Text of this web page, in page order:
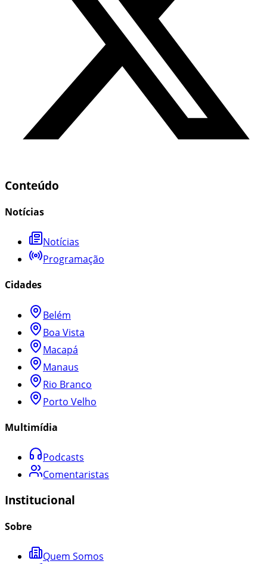
Conteúdo
Notícias
Notícias
Programação
Cidades
Belém
Boa Vista
Macapá
Manaus
Rio Branco
Porto Velho
Multimídia
Podcasts
Comentaristas
Institucional
Sobre
Quem Somos